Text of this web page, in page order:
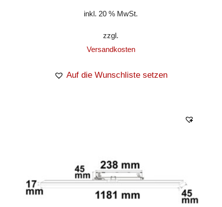
inkl. 20 % MwSt.
zzgl.
Versandkosten
Auf die Wunschliste setzen